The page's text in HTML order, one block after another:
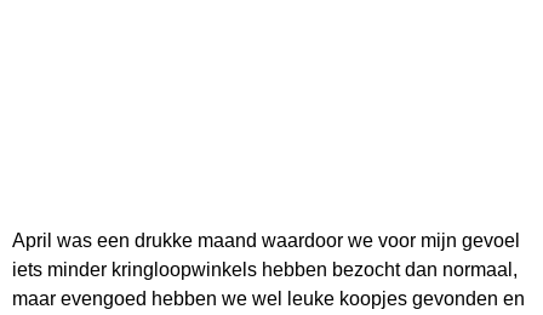
April was een drukke maand waardoor we voor mijn gevoel
iets minder kringloopwinkels hebben bezocht dan normaal,
maar evengoed hebben we wel leuke koopjes gevonden en